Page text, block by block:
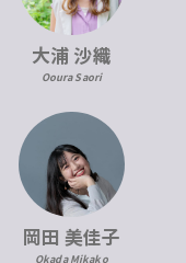
大浦 沙織
Ooura Saori
岡田 美佳子
Okada Mikako